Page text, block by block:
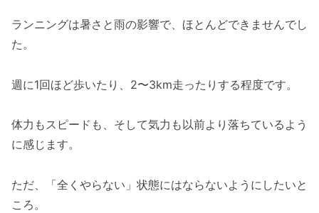
ランニングは暑さと雨の影響で、ほとんどできませんでし
た。
週に1回ほど歩いたり、2〜3km走ったりする程度です。
体力もスピードも、そして気力も以前より落ちているよう
に感じます。
ただ、「全くやらない」状態にはならないようにしたいと
ころ。